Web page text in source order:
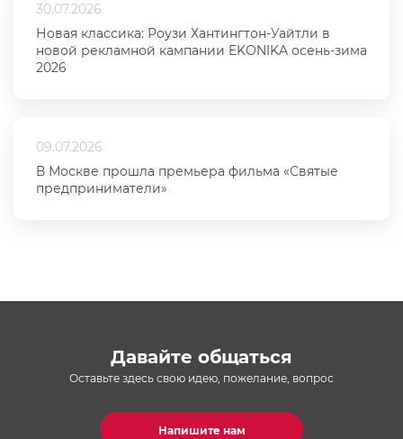
30.07.2026
Новая классика: Роузи Хантингтон-Уайтли в
новой рекламной кампании EKONIKA осень-зима
2026
09.07.2026
В Москве прошла премьера фильма «Святые
предприниматели»
Давайте общаться
Оставьте здесь свою идею, пожелание, вопрос
Напишите нам